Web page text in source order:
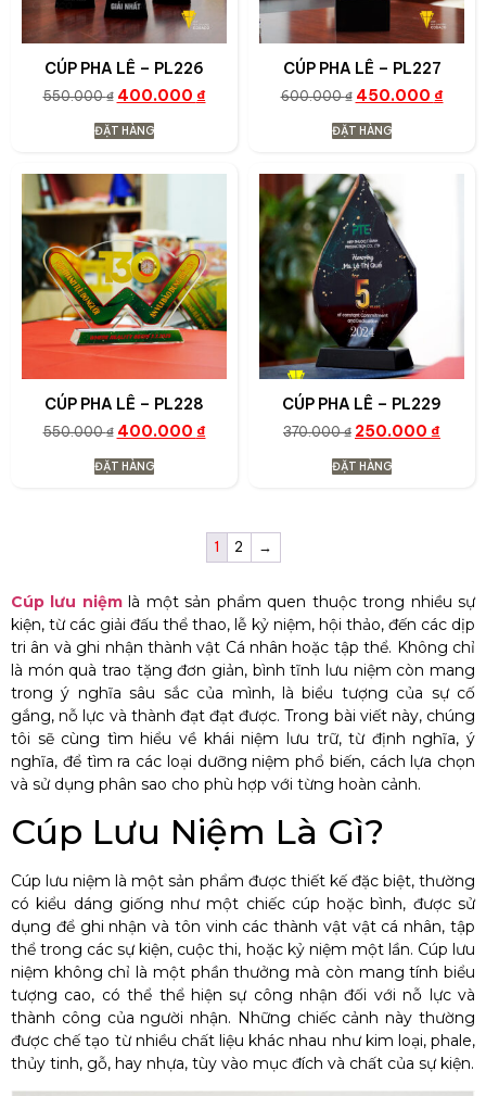
CÚP PHA LÊ – PL226
550.000₫ 400.000 ₫
ĐẶT HÀNG
CÚP PHA LÊ – PL227
600.000₫ 450.000 ₫
ĐẶT HÀNG
CÚP PHA LÊ – PL228
550.000₫ 400.000 ₫
ĐẶT HÀNG
CÚP PHA LÊ – PL229
370.000₫ 250.000 ₫
ĐẶT HÀNG
1 2 →
Cúp lưu niệmlà một sản phẩm quen thuộc trong nhiều sự
kiện, từ các giải đấu thể thao, lễ kỷ niệm, hội thảo, đến các dịp
tri ân và ghi nhận thành vật Cá nhân hoặc tập thể. Không chỉ
là món quà trao tặng đơn giản, bình tĩnh lưu niệm còn mang
trong ý nghĩa sâu sắc của mình, là biểu tượng của sự cố
gắng, nỗ lực và thành đạt đạt được. Trong bài viết này, chúng
tôi sẽ cùng tìm hiểu về khái niệm lưu trữ, từ định nghĩa, ý
nghĩa, để tìm ra các loại dưỡng niệm phổ biến, cách lựa chọn
và sử dụng phân sao cho phù hợp với từng hoàn cảnh.
Cúp Lưu Niệm Là Gì?
Cúp lưu niệm là một sản phẩm được thiết kế đặc biệt, thường
có kiểu dáng giống như một chiếc cúp hoặc bình, được sử
dụng để ghi nhận và tôn vinh các thành vật vật cá nhân, tập
thể trong các sự kiện, cuộc thi, hoặc kỷ niệm một lần. Cúp lưu
niệm không chỉ là một phần thưởng mà còn mang tính biểu
tượng cao, có thể thể hiện sự công nhận đối với nỗ lực và
thành công của người nhận. Những chiếc cảnh này thường
được chế tạo từ nhiều chất liệu khác nhau như kim loại, phale,
thủy tinh, gỗ, hay nhựa, tùy vào mục đích và chất của sự kiện.